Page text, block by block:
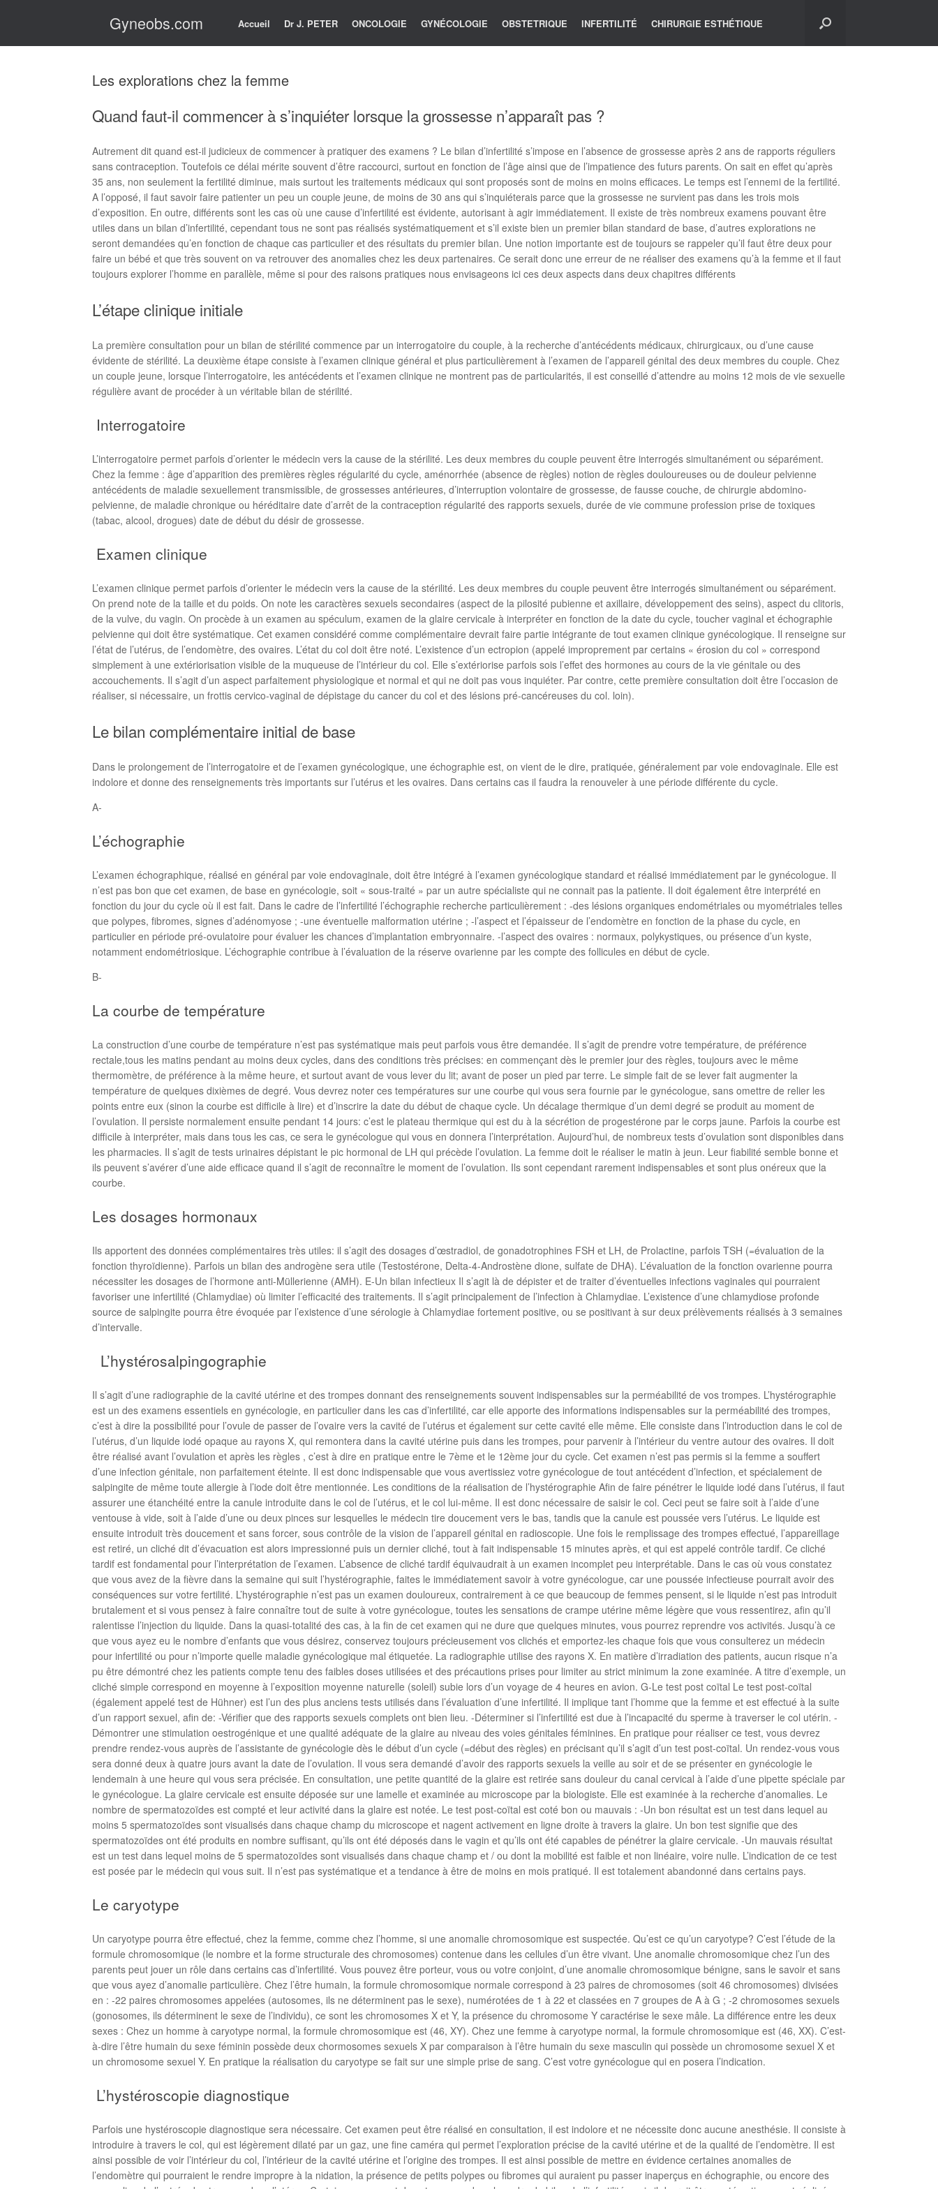
Gyneobs.com Accueil Dr J. PETER ONCOLOGIE GYNÉCOLOGIE OBSTETRIQUE INFERTILITÉ CHIRURGIE ESTHÉTIQUE
Les explorations chez la femme
Quand faut-il commencer à s’inquiéter lorsque la grossesse n’apparaît pas ?
Autrement dit quand est-il judicieux de commencer à pratiquer des examens ? Le bilan d’infertilité s’impose en l’absence de grossesse après 2 ans de rapports réguliers
sans contraception. Toutefois ce délai mérite souvent d’être raccourci, surtout en fonction de l’âge ainsi que de l’impatience des futurs parents. On sait en effet qu’après
35 ans, non seulement la fertilité diminue, mais surtout les traitements médicaux qui sont proposés sont de moins en moins efficaces. Le temps est l’ennemi de la fertilité.
A l’opposé, il faut savoir faire patienter un peu un couple jeune, de moins de 30 ans qui s’inquiéterais parce que la grossesse ne survient pas dans les trois mois
d’exposition. En outre, différents sont les cas où une cause d’infertilité est évidente, autorisant à agir immédiatement. Il existe de très nombreux examens pouvant être
utiles dans un bilan d’infertilité, cependant tous ne sont pas réalisés systématiquement et s’il existe bien un premier bilan standard de base, d’autres explorations ne
seront demandées qu’en fonction de chaque cas particulier et des résultats du premier bilan. Une notion importante est de toujours se rappeler qu’il faut être deux pour
faire un bébé et que très souvent on va retrouver des anomalies chez les deux partenaires. Ce serait donc une erreur de ne réaliser des examens qu’à la femme et il faut
toujours explorer l’homme en parallèle, même si pour des raisons pratiques nous envisageons ici ces deux aspects dans deux chapitres différents
L’étape clinique initiale
La première consultation pour un bilan de stérilité commence par un interrogatoire du couple, à la recherche d’antécédents médicaux, chirurgicaux, ou d’une cause
évidente de stérilité. La deuxième étape consiste à l’examen clinique général et plus particulièrement à l’examen de l’appareil génital des deux membres du couple. Chez
un couple jeune, lorsque l’interrogatoire, les antécédents et l’examen clinique ne montrent pas de particularités, il est conseillé d’attendre au moins 12 mois de vie sexuelle
régulière avant de procéder à un véritable bilan de stérilité.
Interrogatoire
L’interrogatoire permet parfois d’orienter le médecin vers la cause de la stérilité. Les deux membres du couple peuvent être interrogés simultanément ou séparément.
Chez la femme : âge d’apparition des premières règles régularité du cycle, aménorrhée (absence de règles) notion de règles douloureuses ou de douleur pelvienne
antécédents de maladie sexuellement transmissible, de grossesses antérieures, d’interruption volontaire de grossesse, de fausse couche, de chirurgie abdomino-
pelvienne, de maladie chronique ou héréditaire date d’arrêt de la contraception régularité des rapports sexuels, durée de vie commune profession prise de toxiques
(tabac, alcool, drogues) date de début du désir de grossesse.
Examen clinique
L’examen clinique permet parfois d’orienter le médecin vers la cause de la stérilité. Les deux membres du couple peuvent être interrogés simultanément ou séparément.
On prend note de la taille et du poids. On note les caractères sexuels secondaires (aspect de la pilosité pubienne et axillaire, développement des seins), aspect du clitoris,
de la vulve, du vagin. On procède à un examen au spéculum, examen de la glaire cervicale à interpréter en fonction de la date du cycle, toucher vaginal et échographie
pelvienne qui doit être systématique. Cet examen considéré comme complémentaire devrait faire partie intégrante de tout examen clinique gynécologique. Il renseigne sur
l’état de l’utérus, de l’endomètre, des ovaires. L’état du col doit être noté. L’existence d’un ectropion (appelé improprement par certains « érosion du col » correspond
simplement à une extériorisation visible de la muqueuse de l’intérieur du col. Elle s’extériorise parfois sois l’effet des hormones au cours de la vie génitale ou des
accouchements. Il s’agit d’un aspect parfaitement physiologique et normal et qui ne doit pas vous inquiéter. Par contre, cette première consultation doit être l’occasion de
réaliser, si nécessaire, un frottis cervico-vaginal de dépistage du cancer du col et des lésions pré-cancéreuses du col. loin).
Le bilan complémentaire initial de base
Dans le prolongement de l’interrogatoire et de l’examen gynécologique, une échographie est, on vient de le dire, pratiquée, généralement par voie endovaginale. Elle est
indolore et donne des renseignements très importants sur l’utérus et les ovaires. Dans certains cas il faudra la renouveler à une période différente du cycle.
A-
L’échographie
L’examen échographique, réalisé en général par voie endovaginale, doit être intégré à l’examen gynécologique standard et réalisé immédiatement par le gynécologue. Il
n’est pas bon que cet examen, de base en gynécologie, soit « sous-traité » par un autre spécialiste qui ne connait pas la patiente. Il doit également être interprété en
fonction du jour du cycle où il est fait. Dans le cadre de l’infertilité l’échographie recherche particulièrement : -des lésions organiques endométriales ou myométriales telles
que polypes, fibromes, signes d’adénomyose ; -une éventuelle malformation utérine ; -l’aspect et l’épaisseur de l’endomètre en fonction de la phase du cycle, en
particulier en période pré-ovulatoire pour évaluer les chances d’implantation embryonnaire. -l’aspect des ovaires : normaux, polykystiques, ou présence d’un kyste,
notamment endométriosique. L’échographie contribue à l’évaluation de la réserve ovarienne par les compte des follicules en début de cycle.
B-
La courbe de température
La construction d’une courbe de température n’est pas systématique mais peut parfois vous être demandée. Il s’agit de prendre votre température, de préférence
rectale,tous les matins pendant au moins deux cycles, dans des conditions très précises: en commençant dès le premier jour des règles, toujours avec le même
thermomètre, de préférence à la même heure, et surtout avant de vous lever du lit; avant de poser un pied par terre. Le simple fait de se lever fait augmenter la
température de quelques dixièmes de degré. Vous devrez noter ces températures sur une courbe qui vous sera fournie par le gynécologue, sans omettre de relier les
points entre eux (sinon la courbe est difficile à lire) et d’inscrire la date du début de chaque cycle. Un décalage thermique d’un demi degré se produit au moment de
l’ovulation. Il persiste normalement ensuite pendant 14 jours: c’est le plateau thermique qui est du à la sécrétion de progestérone par le corps jaune. Parfois la courbe est
difficile à interpréter, mais dans tous les cas, ce sera le gynécologue qui vous en donnera l’interprétation. Aujourd’hui, de nombreux tests d’ovulation sont disponibles dans
les pharmacies. Il s’agit de tests urinaires dépistant le pic hormonal de LH qui précède l’ovulation. La femme doit le réaliser le matin à jeun. Leur fiabilité semble bonne et
ils peuvent s’avérer d’une aide efficace quand il s’agit de reconnaître le moment de l’ovulation. Ils sont cependant rarement indispensables et sont plus onéreux que la
courbe.
Les dosages hormonaux
Ils apportent des données complémentaires très utiles: il s’agit des dosages d’œstradiol, de gonadotrophines FSH et LH, de Prolactine, parfois TSH (=évaluation de la
fonction thyroïdienne). Parfois un bilan des androgène sera utile (Testostérone, Delta-4-Androstène dione, sulfate de DHA). L’évaluation de la fonction ovarienne pourra
nécessiter les dosages de l’hormone anti-Müllerienne (AMH). E-Un bilan infectieux Il s’agit là de dépister et de traiter d’éventuelles infections vaginales qui pourraient
favoriser une infertilité (Chlamydiae) où limiter l’efficacité des traitements. Il s’agit principalement de l’infection à Chlamydiae. L’existence d’une chlamydiose profonde
source de salpingite pourra être évoquée par l’existence d’une sérologie à Chlamydiae fortement positive, ou se positivant à sur deux prélèvements réalisés à 3 semaines
d’intervalle.
L’hystérosalpingographie
Il s’agit d’une radiographie de la cavité utérine et des trompes donnant des renseignements souvent indispensables sur la perméabilité de vos trompes. L’hystérographie
est un des examens essentiels en gynécologie, en particulier dans les cas d’infertilité, car elle apporte des informations indispensables sur la perméabilité des trompes,
c’est à dire la possibilité pour l’ovule de passer de l’ovaire vers la cavité de l’utérus et également sur cette cavité elle même. Elle consiste dans l’introduction dans le col de
l’utérus, d’un liquide iodé opaque au rayons X, qui remontera dans la cavité utérine puis dans les trompes, pour parvenir à l’intérieur du ventre autour des ovaires. Il doit
être réalisé avant l’ovulation et après les règles , c’est à dire en pratique entre le 7ème et le 12ème jour du cycle. Cet examen n’est pas permis si la femme a souffert
d’une infection génitale, non parfaitement éteinte. Il est donc indispensable que vous avertissiez votre gynécologue de tout antécédent d’infection, et spécialement de
salpingite de même toute allergie à l’iode doit être mentionnée. Les conditions de la réalisation de l’hystérographie Afin de faire pénétrer le liquide iodé dans l’utérus, il faut
assurer une étanchéité entre la canule introduite dans le col de l’utérus, et le col lui-même. Il est donc nécessaire de saisir le col. Ceci peut se faire soit à l’aide d’une
ventouse à vide, soit à l’aide d’une ou deux pinces sur lesquelles le médecin tire doucement vers le bas, tandis que la canule est poussée vers l’utérus. Le liquide est
ensuite introduit très doucement et sans forcer, sous contrôle de la vision de l’appareil génital en radioscopie. Une fois le remplissage des trompes effectué, l’appareillage
est retiré, un cliché dit d’évacuation est alors impressionné puis un dernier cliché, tout à fait indispensable 15 minutes après, et qui est appelé contrôle tardif. Ce cliché
tardif est fondamental pour l’interprétation de l’examen. L’absence de cliché tardif équivaudrait à un examen incomplet peu interprétable. Dans le cas où vous constatez
que vous avez de la fièvre dans la semaine qui suit l’hystérographie, faites le immédiatement savoir à votre gynécologue, car une poussée infectieuse pourrait avoir des
conséquences sur votre fertilité. L’hystérographie n’est pas un examen douloureux, contrairement à ce que beaucoup de femmes pensent, si le liquide n’est pas introduit
brutalement et si vous pensez à faire connaître tout de suite à votre gynécologue, toutes les sensations de crampe utérine même légère que vous ressentirez, afin qu’il
ralentisse l’injection du liquide. Dans la quasi-totalité des cas, à la fin de cet examen qui ne dure que quelques minutes, vous pourrez reprendre vos activités. Jusqu’à ce
que vous ayez eu le nombre d’enfants que vous désirez, conservez toujours précieusement vos clichés et emportez-les chaque fois que vous consulterez un médecin
pour infertilité ou pour n’importe quelle maladie gynécologique mal étiquetée. La radiographie utilise des rayons X. En matière d’irradiation des patients, aucun risque n’a
pu être démontré chez les patients compte tenu des faibles doses utilisées et des précautions prises pour limiter au strict minimum la zone examinée. A titre d’exemple, un
cliché simple correspond en moyenne à l’exposition moyenne naturelle (soleil) subie lors d’un voyage de 4 heures en avion. G-Le test post coïtal Le test post-coïtal
(également appelé test de Hühner) est l’un des plus anciens tests utilisés dans l’évaluation d’une infertilité. Il implique tant l’homme que la femme et est effectué à la suite
d’un rapport sexuel, afin de: -Vérifier que des rapports sexuels complets ont bien lieu. -Déterminer si l’infertilité est due à l’incapacité du sperme à traverser le col utérin. -
Démontrer une stimulation oestrogénique et une qualité adéquate de la glaire au niveau des voies génitales féminines. En pratique pour réaliser ce test, vous devrez
prendre rendez-vous auprès de l’assistante de gynécologie dès le début d’un cycle (=début des règles) en précisant qu’il s’agit d’un test post-coïtal. Un rendez-vous vous
sera donné deux à quatre jours avant la date de l’ovulation. Il vous sera demandé d’avoir des rapports sexuels la veille au soir et de se présenter en gynécologie le
lendemain à une heure qui vous sera précisée. En consultation, une petite quantité de la glaire est retirée sans douleur du canal cervical à l’aide d’une pipette spéciale par
le gynécologue. La glaire cervicale est ensuite déposée sur une lamelle et examinée au microscope par la biologiste. Elle est examinée à la recherche d’anomalies. Le
nombre de spermatozoïdes est compté et leur activité dans la glaire est notée. Le test post-coïtal est coté bon ou mauvais : -Un bon résultat est un test dans lequel au
moins 5 spermatozoïdes sont visualisés dans chaque champ du microscope et nagent activement en ligne droite à travers la glaire. Un bon test signifie que des
spermatozoïdes ont été produits en nombre suffisant, qu’ils ont été déposés dans le vagin et qu’ils ont été capables de pénétrer la glaire cervicale. -Un mauvais résultat
est un test dans lequel moins de 5 spermatozoïdes sont visualisés dans chaque champ et / ou dont la mobilité est faible et non linéaire, voire nulle. L’indication de ce test
est posée par le médecin qui vous suit. Il n’est pas systématique et a tendance à être de moins en mois pratiqué. Il est totalement abandonné dans certains pays.
Le caryotype
Un caryotype pourra être effectué, chez la femme, comme chez l’homme, si une anomalie chromosomique est suspectée. Qu’est ce qu’un caryotype? C’est l’étude de la
formule chromosomique (le nombre et la forme structurale des chromosomes) contenue dans les cellules d’un être vivant. Une anomalie chromosomique chez l’un des
parents peut jouer un rôle dans certains cas d’infertilité. Vous pouvez être porteur, vous ou votre conjoint, d’une anomalie chromosomique bénigne, sans le savoir et sans
que vous ayez d’anomalie particulière. Chez l’être humain, la formule chromosomique normale correspond à 23 paires de chromosomes (soit 46 chromosomes) divisées
en : -22 paires chromosomes appelées (autosomes, ils ne déterminent pas le sexe), numérotées de 1 à 22 et classées en 7 groupes de A à G ; -2 chromosomes sexuels
(gonosomes, ils déterminent le sexe de l’individu), ce sont les chromosomes X et Y, la présence du chromosome Y caractérise le sexe mâle. La différence entre les deux
sexes : Chez un homme à caryotype normal, la formule chromosomique est (46, XY). Chez une femme à caryotype normal, la formule chromosomique est (46, XX). C’est-
à-dire l’être humain du sexe féminin possède deux chormosomes sexuels X par comparaison à l’être humain du sexe masculin qui possède un chromosome sexuel X et
un chromosome sexuel Y. En pratique la réalisation du caryotype se fait sur une simple prise de sang. C’est votre gynécologue qui en posera l’indication.
L’hystéroscopie diagnostique
Parfois une hystéroscopie diagnostique sera nécessaire. Cet examen peut être réalisé en consultation, il est indolore et ne nécessite donc aucune anesthésie. Il consiste à
introduire à travers le col, qui est légèrement dilaté par un gaz, une fine caméra qui permet l’exploration précise de la cavité utérine et de la qualité de l’endomètre. Il est
ainsi possible de voir l’intérieur du col, l’intérieur de la cavité utérine et l’origine des trompes. Il est ainsi possible de mettre en évidence certaines anomalies de
l’endomètre qui pourraient le rendre impropre à la nidation, la présence de petits polypes ou fibromes qui auraient pu passer inaperçus en échographie, ou encore des